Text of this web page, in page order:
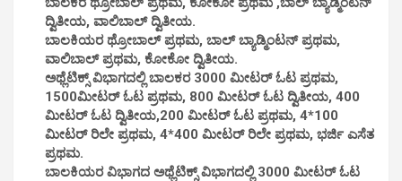
ದ್ವಿತೀಯ, ವಾಲಿಬಾಲ್ ದ್ವಿತೀಯ.
ಬಾಲಕಿಯರ ಥ್ರೋಬಾಲ್ ಪ್ರಥಮ, ಬಾಲ್ ಬ್ಯಾಡ್ಮಿಂಟನ್ ಪ್ರಥಮ,
ವಾಲಿಬಾಲ್ ಪ್ರಥಮ, ಕೋಕೋ ದ್ವಿತೀಯ.
ಅಥ್ಲೆಟಿಕ್ಸ್ ವಿಭಾಗದಲ್ಲಿ ಬಾಲಕರ 3000 ಮೀಟರ್ ಓಟ ಪ್ರಥಮ,
1500ಮೀಟರ್ ಓಟ ಪ್ರಥಮ, 800 ಮೀಟರ್ ಓಟ ದ್ವಿತೀಯ, 400
ಮೀಟರ್ ಓಟ ದ್ವಿತೀಯ,200 ಮೀಟರ್ ಓಟ ಪ್ರಥಮ, 4*100
ಮೀಟರ್ ರಿಲೇ ಪ್ರಥಮ, 4*400 ಮೀಟರ್ ರಿಲೇ ಪ್ರಥಮ, ಭರ್ಜಿ ಎಸೆತ
ಪ್ರಥಮ.
ಬಾಲಕಿಯರ ವಿಭಾಗದ ಅಥ್ಲೆಟಿಕ್ಸ್ ವಿಭಾಗದಲ್ಲಿ 3000 ಮೀಟರ್ ಓಟ